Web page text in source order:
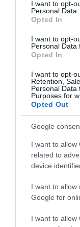
I want to opt-
Personal Data.
Opted In
I want to opt-
Personal Data
Opted In
I want to opt-
Retention,
Personal Data
Purposes for
Opted Out
Google
I want to allow
related to
device
I want to allow
Google for
I want to allow
Διαβάστε όλες
Ελλάδακαι τον
TAGS: ΜΕΙΩΣΗ
ΦΟΡΟΛΟΓΙΑ
Ενισχύεται το
με δύο ακόμη
– Νέο
05.08.2026 | 22:00
Κοριτσάκι
δρόμους –
05.08.2026 | 21:40
τα χρυσαφικά